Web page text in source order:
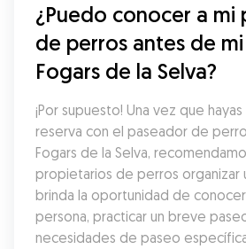
¿Puedo conocer a mi
de perros antes de
Fogars de la Selva?
¡Por supuesto! Una vez que
reserva con el paseador de
Fogars de la Selva,
propietarios de perros organizar
brinda la oportunidad de
persona, practicar un breve
necesidades de paseo